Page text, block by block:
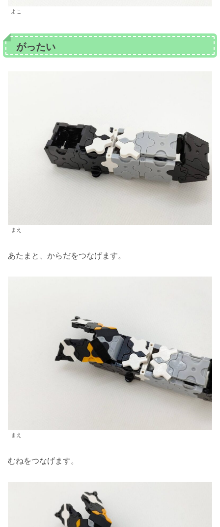
よこ
がったい
まえ
あたまと、からだをつなげます。
まえ
むねをつなげます。